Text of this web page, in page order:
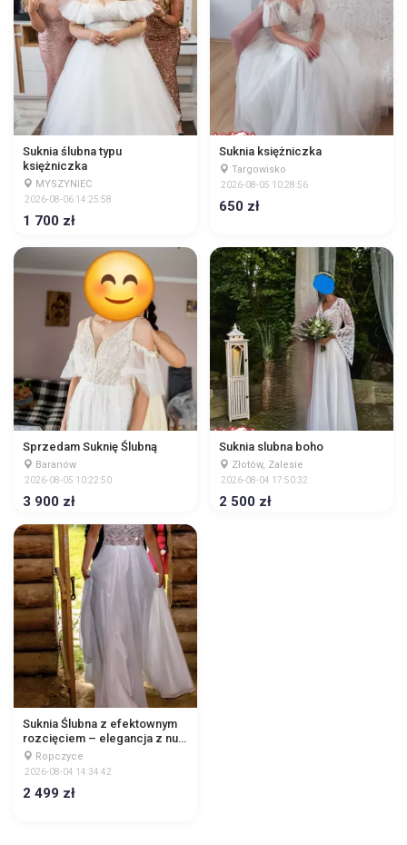
Suknia ślubna typu
księżniczka
MYSZYNIEC
2026-08-06 14:25:58
1 700 zł
Suknia księżniczka
Targowisko
2026-08-05 10:28:56
650 zł
Sprzedam Suknię Ślubną
Baranów
2026-08-05 10:22:50
3 900 zł
Suknia slubna boho
Złotów, Zalesie
2026-08-04 17:50:32
2 500 zł
Suknia Ślubna z efektownym
rozcięciem – elegancja z nutą
nowoczesności
Ropczyce
2026-08-04 14:34:42
2 499 zł